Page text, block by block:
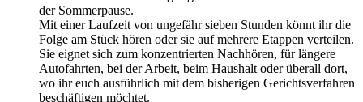
der Sommerpause.
Mit einer Laufzeit von ungefähr sieben Stunden könnt ihr die
Folge am Stück hören oder sie auf mehrere Etappen verteilen.
Sie eignet sich zum konzentrierten Nachhören, für längere
Autofahrten, bei der Arbeit, beim Haushalt oder überall dort,
wo ihr euch ausführlich mit dem bisherigen Gerichtsverfahren
beschäftigen möchtet.